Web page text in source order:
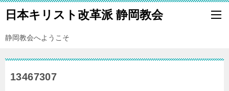
日本キリスト改革派 静岡教会
静岡教会へようこそ
13467307